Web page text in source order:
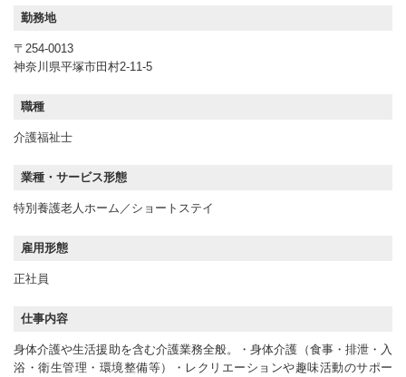
勤務地
〒254-0013
神奈川県平塚市田村2-11-5
職種
介護福祉士
業種・サービス形態
特別養護老人ホーム ショートステイ
雇用形態
正社員
仕事内容
身体介護や生活援助を含む介護業務全般。・身体介護（食事・排泄・入
浴・衛生管理・環境整備等）・レクリエーションや趣味活動のサポー